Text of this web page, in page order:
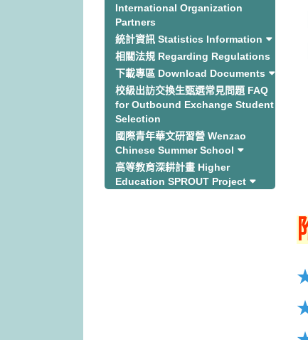
International Organization
Partners
統計資訊 Statistics Information
相關法規 Regarding Regulations
下載專區 Download Documents
校級出訪交換生甄選常見問題 FAQ
for Outbound Exchange Student
Selection
國際青年華文研習營 Wenzao
Chinese Summer School
高等教育深耕計畫 Higher
Education SPROUT Project